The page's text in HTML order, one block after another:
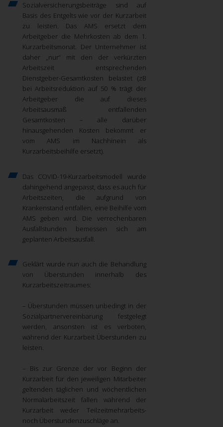
Sozialversicherungsbeiträge sind auf
Basis des Entgelts wie vor der Kurzarbeit
zu leisten. Das AMS ersetzt dem
Arbeitgeber die Mehrkosten ab dem 1.
Kurzarbeitsmonat. Der Unternehmer ist
daher „nur“ mit den der verkürzten
Arbeitszeit entsprechenden
Dienstgeber-Gesamtkosten belastet (zB
bei Arbeitsreduktion auf 50 % trägt der
Arbeitgeber die auf dieses
Arbeitsausmaß entfallenden
Gesamtkosten – alle darüber
hinausgehenden Kosten bekommt er
vom AMS im Nachhinein als
Kurzarbeitsbeihilfe ersetzt).
Das COVID-19-Kurzarbeitsmodell wurde
dahingehend angepasst, dass es auch für
Arbeitszeiten, die aufgrund von
Krankenstand entfallen, eine Beihilfe vom
AMS geben wird. Die verrechenbaren
Ausfallstunden bemessen sich am
geplanten Arbeitsausfall.
Geklärt wurde nun auch die Behandlung
von Überstunden innerhalb des
Kurzarbeitszeitraumes:
– Überstunden müssen unbedingt in der
Sozialpartnervereinbarung festgelegt
werden, ansonsten ist es verboten,
während der Kurzarbeit Überstunden zu
leisten.
– Bis zur Grenze der vor Beginn der
Kurzarbeit für den jeweiligen Mitarbeiter
geltenden täglichen und wöchentlichen
Normalarbeitszeit fallen während der
Kurzarbeit weder Teilzeitmehrarbeits-
noch Überstundenzuschläge an.